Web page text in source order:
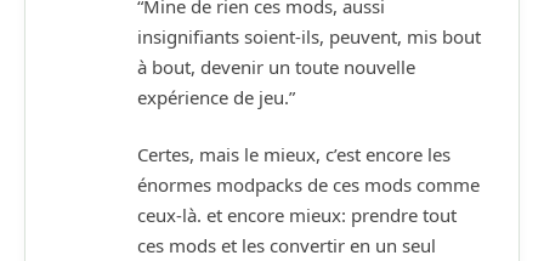
“Mine de rien ces mods, aussi
insignifiants soient-ils, peuvent, mis bout
à bout, devenir un toute nouvelle
expérience de jeu.”
Certes, mais le mieux, c’est encore les
énormes modpacks de ces mods comme
ceux-là. et encore mieux: prendre tout
ces mods et les convertir en un seul